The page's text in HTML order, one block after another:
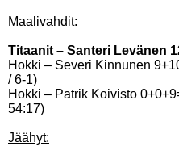
Maalivahdit:
Titaanit – Santeri Levänen
Hokki – Severi Kinnunen
/ 6-1)
Hokki – Patrik Koivisto
54:17)
Jäähyt: